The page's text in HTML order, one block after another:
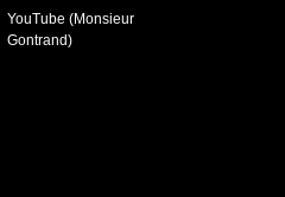
YouTube (Monsieur
Gontrand)